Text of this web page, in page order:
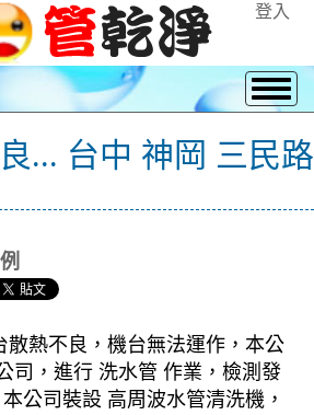
登入
... 台中 神岡 三民路
散熱不良，機台無法運作，本公
司，進行 洗水管 作業，檢測發
公司裝設 高周波水管清洗機，